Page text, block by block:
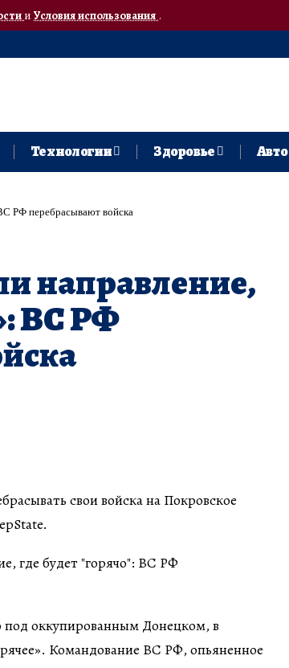
и Условия использования.
Технологии Здоровье Авто
РФ перебрасывают войска
направление,
ВС РФ
свои войска на Покровское
оккупированным Донецком, в
Командование ВС РФ, опьяненное